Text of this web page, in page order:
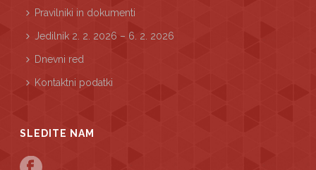
Pravilniki in dokumenti
Jedilnik 2. 2. 2026 – 6. 2. 2026
Dnevni red
Kontaktni podatki
SLEDITE NAM